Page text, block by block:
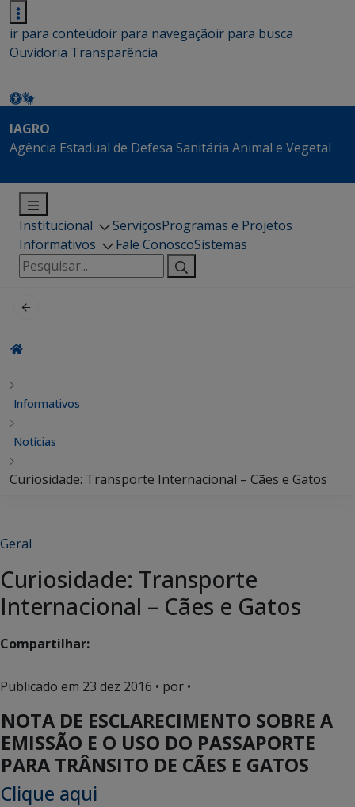
ir para conteúdoir para navegaçãoir para busca
Ouvidoria Transparência
IAGRO
Agência Estadual de Defesa Sanitária Animal e Vegetal
Institucional ServiçosProgramas e Projetos
Informativos
Fale ConoscoSistemas
Pesquisar
por:
Informativos
Notícias
Curiosidade: Transporte Internacional – Cães e Gatos
Geral
Curiosidade: Transporte
Internacional – Cães e Gatos
Compartilhar:
Publicado em 23 dez 2016 • por •
NOTA DE ESCLARECIMENTO SOBRE A
EMISSÃO E O USO DO PASSAPORTE
PARA TRÂNSITO DE CÃES E GATOS
Clique aqui